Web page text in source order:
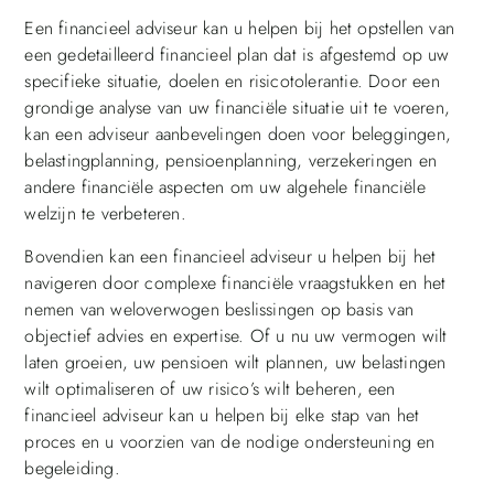
Een financieel adviseur kan u helpen bij het opstellen van
een gedetailleerd financieel plan dat is afgestemd op uw
specifieke situatie, doelen en risicotolerantie. Door een
grondige analyse van uw financiële situatie uit te voeren,
kan een adviseur aanbevelingen doen voor beleggingen,
belastingplanning, pensioenplanning, verzekeringen en
andere financiële aspecten om uw algehele financiële
welzijn te verbeteren.
Bovendien kan een financieel adviseur u helpen bij het
navigeren door complexe financiële vraagstukken en het
nemen van weloverwogen beslissingen op basis van
objectief advies en expertise. Of u nu uw vermogen wilt
laten groeien, uw pensioen wilt plannen, uw belastingen
wilt optimaliseren of uw risico’s wilt beheren, een
financieel adviseur kan u helpen bij elke stap van het
proces en u voorzien van de nodige ondersteuning en
begeleiding.